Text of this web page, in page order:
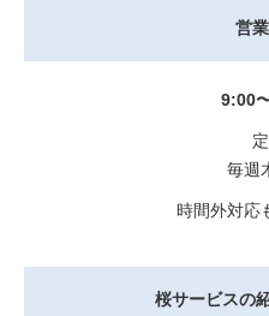
営
9:00
毎週
時間外対応
桜サービスの